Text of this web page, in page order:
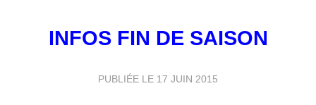
INFOS FIN DE SAISON
PUBLIÉE LE 17 JUIN 2015